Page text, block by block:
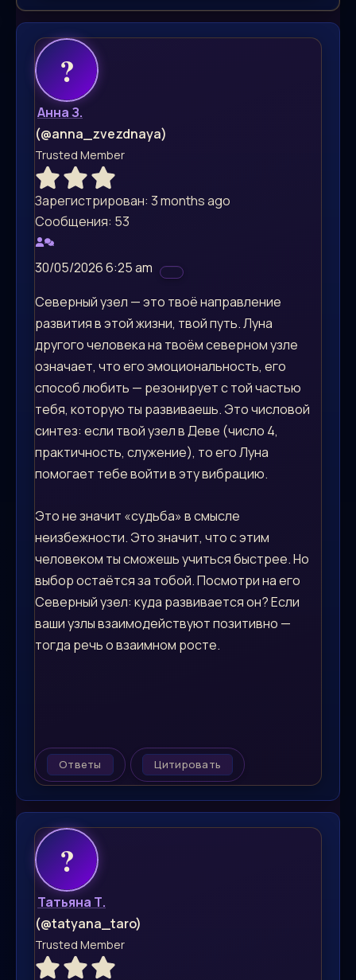
Анна З.
(@anna_zvezdnaya)
Trusted Member
Зарегистрирован: 3 months ago
Сообщения: 53
30/05/2026 6:25 am
Северный узел — это твоё направление
развития в этой жизни, твой путь. Луна
другого человека на твоём северном узле
означает, что его эмоциональность, его
способ любить — резонирует с той частью
тебя, которую ты развиваешь. Это числовой
синтез: если твой узел в Деве (число 4,
практичность, служение), то его Луна
помогает тебе войти в эту вибрацию.
Это не значит «судьба» в смысле
неизбежности. Это значит, что с этим
человеком ты сможешь учиться быстрее. Но
выбор остаётся за тобой. Посмотри на его
Северный узел: куда развивается он? Если
ваши узлы взаимодействуют позитивно —
тогда речь о взаимном росте.
Ответы Цитировать
Татьяна Т.
(@tatyana_taro)
Trusted Member